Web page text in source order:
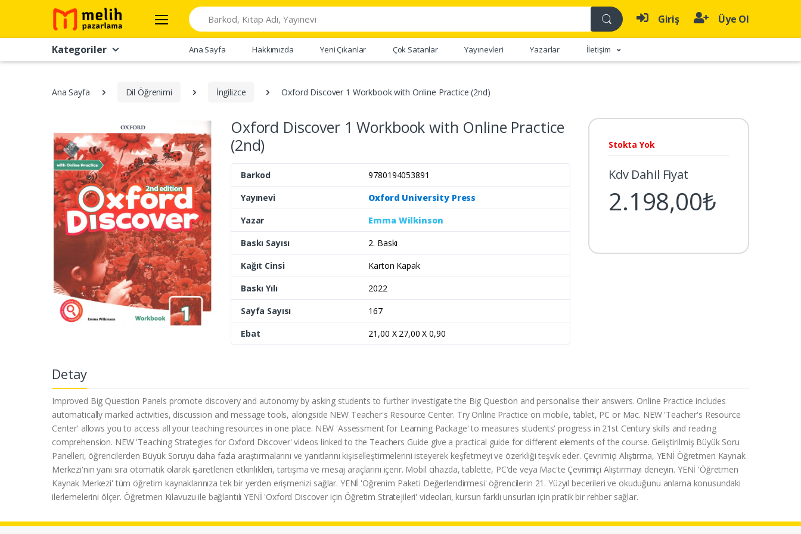
Search
Giriş Üye Ol
Kategoriler Ana Sayfa Hakkımızda Yeni Çıkanlar Çok Satanlar Yayınevleri Yazarlar İletişim
Ana Sayfa Dil Öğrenimi İngilizce Oxford Discover 1 Workbook with Online Practice (2nd)
Oxford Discover 1 Workbook with Online Practice
(2nd)
Barkod
9780194053891
Yayınevi
Oxford University Press
Yazar
Emma Wilkinson
Baskı Sayısı
2. Baskı
Kağıt Cinsi
Karton Kapak
Baskı Yılı
2022
Sayfa Sayısı
167
Ebat
21,00 X 27,00 X 0,90
Stokta Yok
Kdv Dahil Fiyat
2.198,00₺
Detay
Improved Big Question Panels promote discovery and autonomy by asking students to further investigate the Big Question and personalise their answers. Online Practice includes
automatically marked activities, discussion and message tools, alongside NEW Teacher's Resource Center. Try Online Practice on mobile, tablet, PC or Mac. NEW 'Teacher's Resource
Center' allows you to access all your teaching resources in one place. NEW 'Assessment for Learning Package' to measures students' progress in 21st Century skills and reading
comprehension. NEW 'Teaching Strategies for Oxford Discover' videos linked to the Teachers Guide give a practical guide for different elements of the course. Geliştirilmiş Büyük Soru
Panelleri, öğrencilerden Büyük Soruyu daha fazla araştırmalarını ve yanıtlarını kişiselleştirmelerini isteyerek keşfetmeyi ve özerkliği teşvik eder. Çevrimiçi Alıştırma, YENİ Öğretmen Kaynak
Merkezi'nin yanı sıra otomatik olarak işaretlenen etkinlikleri, tartışma ve mesaj araçlarını içerir. Mobil cihazda, tablette, PC'de veya Mac'te Çevrimiçi Alıştırmayı deneyin. YENİ 'Öğretmen
Kaynak Merkezi' tüm öğretim kaynaklarınıza tek bir yerden erişmenizi sağlar. YENİ 'Öğrenim Paketi Değerlendirmesi' öğrencilerin 21. Yüzyıl becerileri ve okuduğunu anlama konusundaki
ilerlemelerini ölçer. Öğretmen Kılavuzu ile bağlantılı YENİ 'Oxford Discover için Öğretim Stratejileri' videoları, kursun farklı unsurları için pratik bir rehber sağlar.